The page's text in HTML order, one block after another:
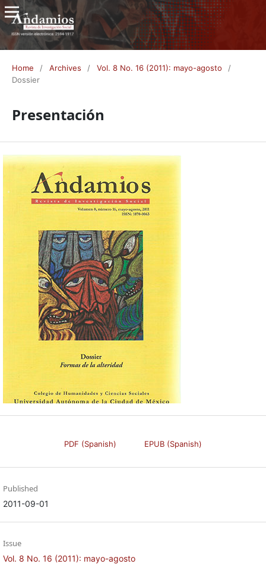
Home / Archives / Vol. 8 No. 16 (2011): mayo-agosto
/
Dossier
Presentación
PDF (Spanish) EPUB (Spanish)
Published
2011-09-01
Issue
Vol. 8 No. 16 (2011): mayo-agosto